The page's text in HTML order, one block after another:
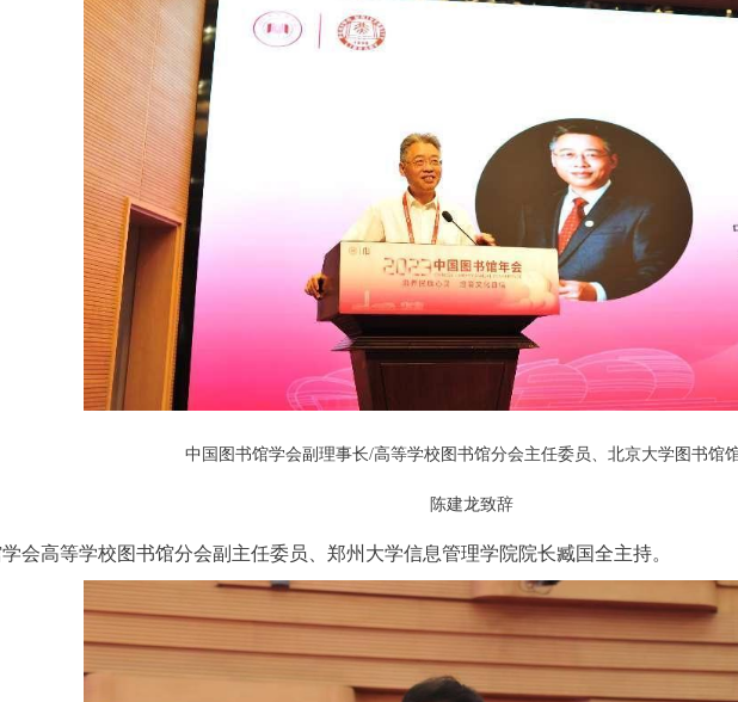
中国图书馆学会副理事长/高等学校图书馆分会主任委员、北京大学图书馆
陈建龙致辞
学会高等学校图书馆分会副主任委员、郑州大学信息管理学院院长臧国全主持。